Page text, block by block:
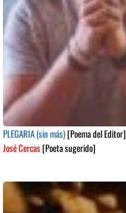
PLEGARIA (sin más)[Poema del Editor]
José Cercas[Poeta sugerido]